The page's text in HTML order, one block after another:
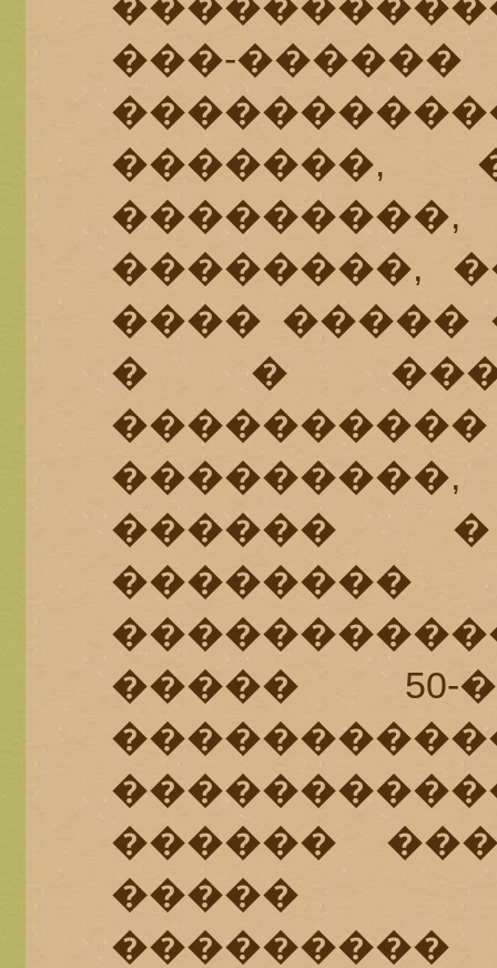
���-
�������,
��������,
���� �����
� �
������ �
�����
������
�����